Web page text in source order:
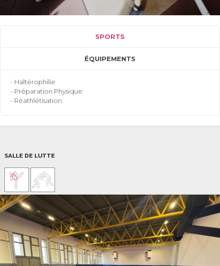
SPORTS
ÉQUIPEMENTS
- Haltérophilie
- Préparation Physique
- Réathlétisation
SALLE DE LUTTE